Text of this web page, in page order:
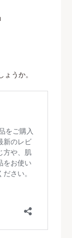
うか。